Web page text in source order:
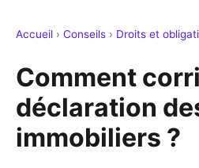
Accueil › Conseils › Droits et
Comment
déclaration
immobiliers ?